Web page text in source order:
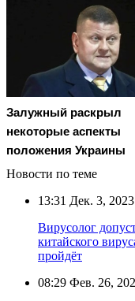
Залужный раскрыл
некоторые аспекты
положения Украины
Новости по теме
13:31 Дек. 3, 2023
Вирусолог
китайского
пройдёт
08:29 Фев. 26,